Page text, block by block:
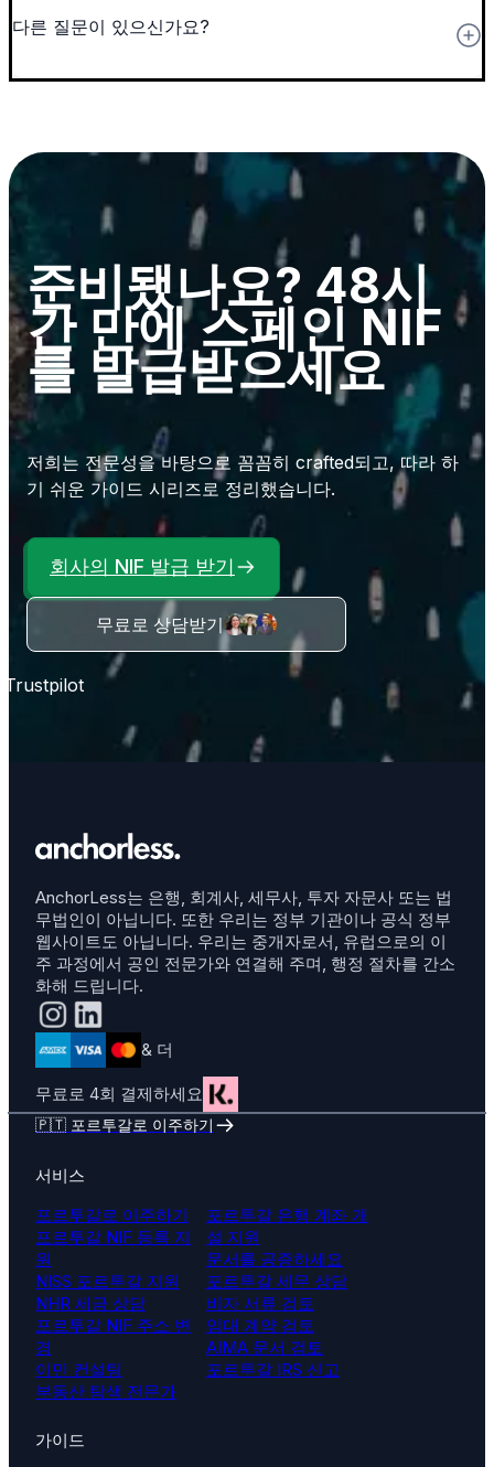
다른 질문이 있으신가요?
준비됐나요? 48시
간 만에 스페인 NIF
를 발급받으세요
저희는 전문성을 바탕으로 꼼꼼히 crafted되고, 따라 하
기 쉬운 가이드 시리즈로 정리했습니다.
회사의 NIF 발급 받기
무료로 상담받기
Trustpilot
AnchorLess는 은행, 회계사, 세무사, 투자 자문사 또는 법
무법인이 아닙니다. 또한 우리는 정부 기관이나 공식 정부
웹사이트도 아닙니다. 우리는 중개자로서, 유럽으로의 이
주 과정에서 공인 전문가와 연결해 주며, 행정 절차를 간소
화해 드립니다.
& 더
무료로 4회 결제하세요
🇵🇹 포르투갈로 이주하기
서비스
포르투갈로 이주하기
포르투갈 NIF 등록 지
원
NISS 포르투갈 지원
NHR 세금 상담
포르투갈 NIF 주소 변
경
이민 컨설팅
부동산 탐색 전문가
포르투갈 은행 계좌 개
설 지원
문서를 공증하세요
포르투갈 세무 상담
비자 서류 검토
임대 계약 검토
AIMA 문서 검토
포르투갈 IRS 신고
가이드